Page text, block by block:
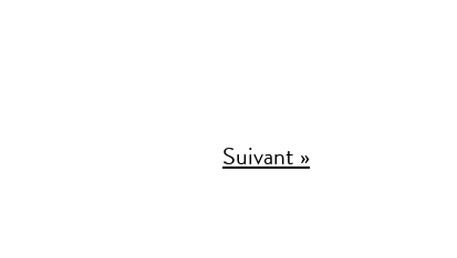
Suivant »